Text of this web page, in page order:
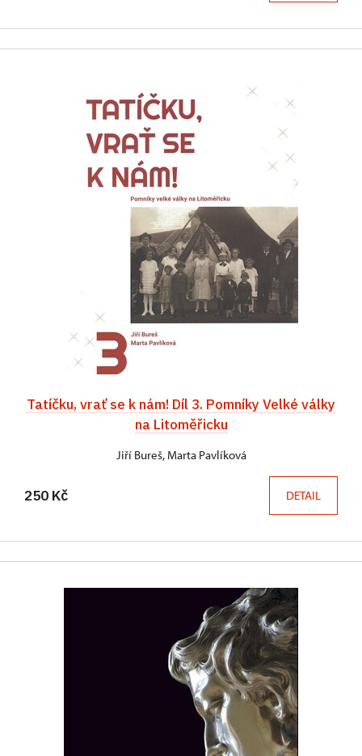
Tatíčku, vrať se k nám! Díl 3. Pomníky Velké války
na Litoměřicku
Jiří Bureš, Marta Pavlíková
250 Kč DETAIL